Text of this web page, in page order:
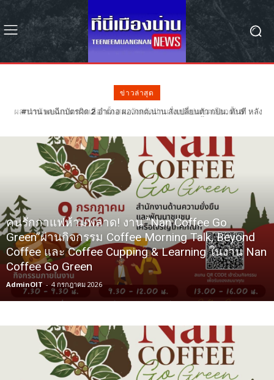
ข่าวล่าสุด
#น่าน พบฉีกบัตรผิด 2 อำเภอ ผอ.กกต.น่าน สั่งเปลี่ยนตัว กปน. ทันที หลัง
คนรักกาแฟห้ามพลาด! งาน “Nan Coffee Go
Green”ผ่านกิจกรรม Coffee Morning Talk, Beyond
Coffee และ Coffee Cupping & Learning ในงาน Nan
Coffee Go Green
AdminOIT - 4 กรกฎาคม 2026